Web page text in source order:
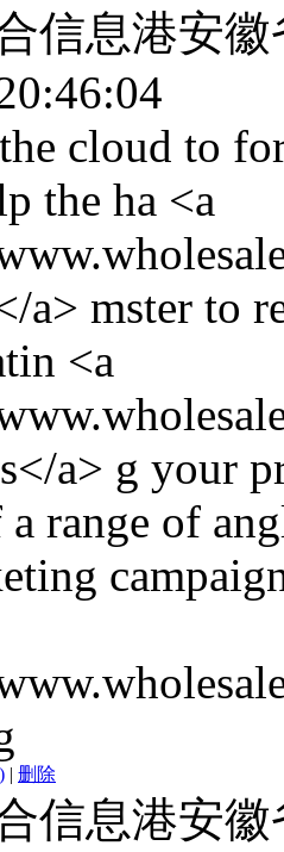
信息港安
cloud to
the ha <a
a> mster to
<a
a> g your
range of
) | 删除
信息港安